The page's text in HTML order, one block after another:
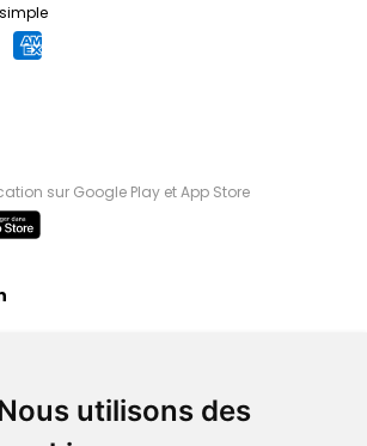
utilisons des
sur Google Play et App Store
venez chercher votre commande à Amiens
(Fachon) ou recevez-là rapidement
d’Amiens